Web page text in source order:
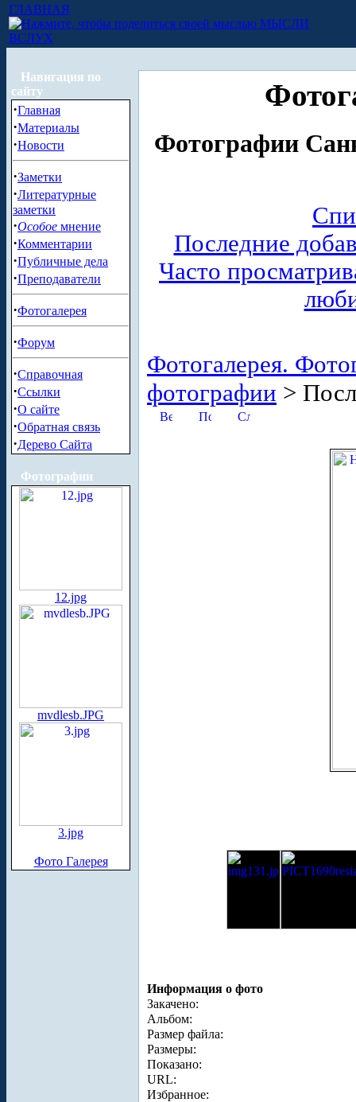
ГЛАВНАЯ
МЫСЛИ
ВСЛУХ
Навигация по
сайту
·Главная
·Материалы
·Новости
·Заметки
·Литературные
заметки
·Особое мнение
·Комментарии
·Публичные дела
·Преподаватели
·Фотогалерея
·Форум
·Справочная
·Ссылки
·О сайте
·Обратная связь
·Дерево Сайта
Фотографии
12.jpg
mvdlesb.JPG
3.jpg
Фото Галерея
Фотографии
Последние
Часто
Фотогалерея.
фотографии >
Информация о фото
Закачено:
Альбом:
Размер файла:
Размеры:
Показано:
URL:
Избранное: